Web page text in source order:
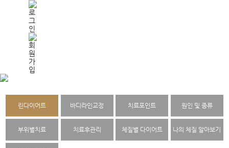
린다이어트 바디라인교정 치료포인트 원인 및 종류
부위별치료 치료후관리 체질별 다이어트 나의 체질 알아보기